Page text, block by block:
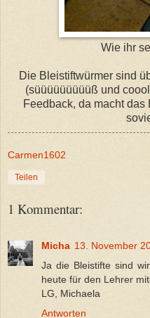
Wie ihr
Die Bleistiftwürmer sind
(süüüüüüüüüß und
Feedback, da macht das
Carmen1602
Teilen
1 Kommentar:
Micha 13. November
Ja die Bleistifte sind
heute für den Lehrer
LG, Michaela
Antworten